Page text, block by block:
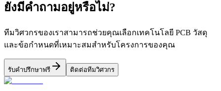
ยังมีคำถามอยู่หรือไม่?
ทีมวิศวกรของเราสามารถช่วยคุณเลือกเทคโนโลยี PCB วัสดุ
และข้อกำหนดที่เหมาะสมสำหรับโครงการของคุณ
รับคำปรึกษาฟรี ติดต่อทีมวิศวกร